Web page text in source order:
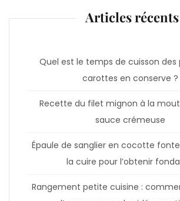
Articles récents
Quel est le temps de cuisson des
carottes en conserve ?
Recette du filet mignon à la
sauce crémeuse
Épaule de sanglier en cocotte
la cuire pour l’obtenir
Rangement petite cuisine :